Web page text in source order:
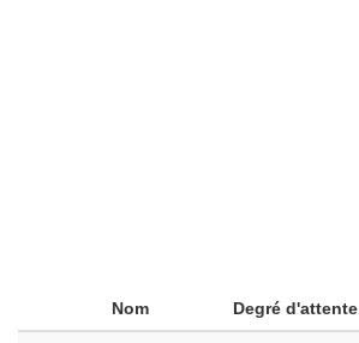
Nom Degré d'attente